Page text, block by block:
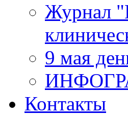
Журнал
9 мая
Контакты